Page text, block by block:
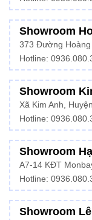
Showroom
373 Đường Hoàng
Hotline:
Showroom
Xã Kim Anh,
Hotline:
Showroom
A7-14 KĐT
Hotline:
Showroom